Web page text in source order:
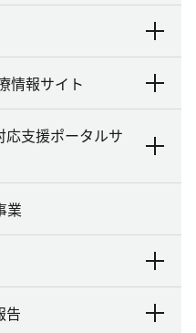
情報サイト
支援ポータルサ
業
告